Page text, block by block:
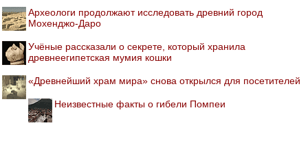
Археологи продолжают исследовать древний город
Мохенджо-Даро
Учёные рассказали о секрете, который хранила
древнеегипетская мумия кошки
«Древнейший храм мира» снова открылся для посетителей
Неизвестные факты о гибели Помпеи